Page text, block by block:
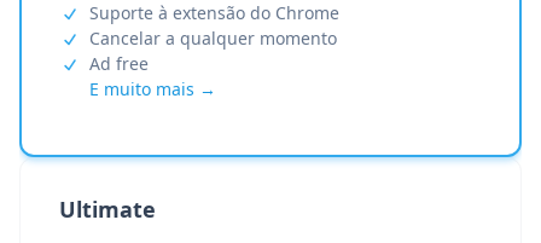
Suporte à extensão do Chrome
Cancelar a qualquer momento
Ad free
E muito mais →
Ultimate